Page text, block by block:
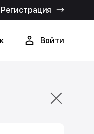
Регистрация
Войти
Отмена